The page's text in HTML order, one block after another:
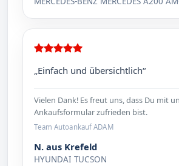
„Einfach und übersichtlich“
Vielen Dank! Es freut uns, dass Du mit
Ankaufsformular zufrieden bist.
Team Autoankauf ADAM
N. aus Krefeld
HYUNDAI TUCSON